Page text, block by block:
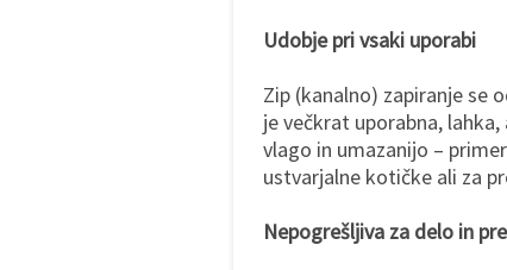
Udobje pri vsaki uporabi
Zip (kanalno) zapiranje se
je večkrat uporabna,
vlago in umazanijo –
ustvarjalne kotičke ali za
Nepogrešljiva za delo in